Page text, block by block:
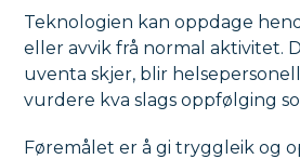
Teknologien kan oppdage
eller avvik frå normal aktivitet.
uventa skjer, blir
vurdere kva slags oppfølging
Føremålet er å gi tryggleik og